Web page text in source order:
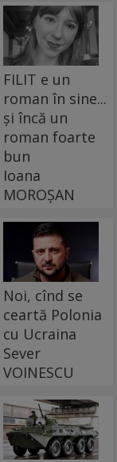
FILIT e un
roman în sine...
și încă un
roman foarte
bun
Ioana
MOROȘAN
Noi, cînd se
ceartă Polonia
cu Ucraina
Sever
VOINESCU